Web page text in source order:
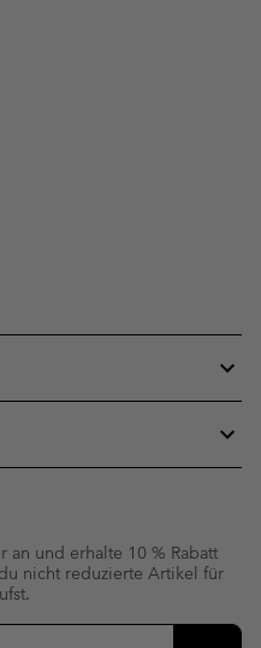
und erhalte 10 % Rabatt
nicht reduzierte Artikel für